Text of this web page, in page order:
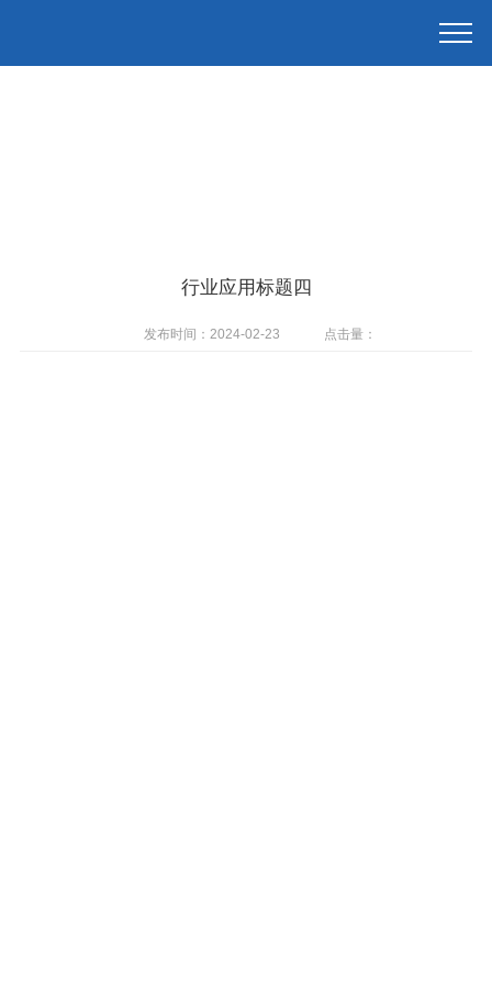
行业应用标题四
发布时间：2024-02-23 点击量：